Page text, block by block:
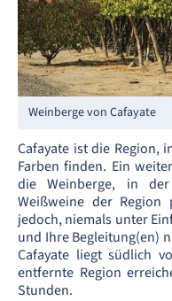
Weinberge von Cafayate
Cafayate ist die Region,
Farben finden. Ein
die Weinberge, in
Weißweine der
jedoch, niemals unter
und Ihre Begleitung(en)
Cafayate liegt südlich
entfernte Region
Stunden.